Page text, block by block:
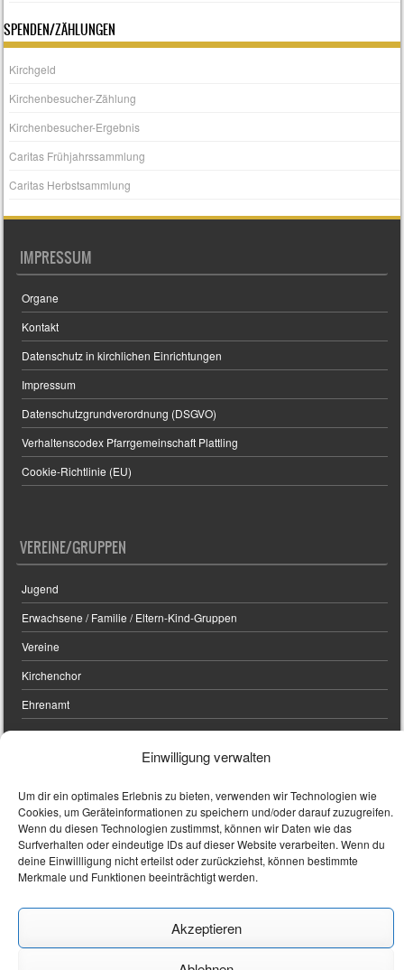
Einwilligung verwalten
Um dir ein optimales Erlebnis zu bieten, verwenden wir Technologien wie
Cookies, um Geräteinformationen zu speichern und/oder darauf zuzugreifen.
Wenn du diesen Technologien zustimmst, können wir Daten wie das
Surfverhalten oder eindeutige IDs auf dieser Website verarbeiten. Wenn du
deine Einwillligung nicht erteilst oder zurückziehst, können bestimmte
Merkmale und Funktionen beeinträchtigt werden.
Akzeptieren
SPENDEN/ZÄHLUNGEN
Kirchgeld
Kirchenbesucher-Zählung
Kirchenbesucher-Ergebnis
Caritas Frühjahrssammlung
Caritas Herbstsammlung
IMPRESSUM
Organe
Kontakt
Datenschutz in kirchlichen Einrichtungen
Impressum
Datenschutzgrundverordnung (DSGVO)
Verhaltenscodex Pfarrgemeinschaft Plattling
Cookie-Richtlinie (EU)
VEREINE/GRUPPEN
Jugend
Erwachsene / Familie / Eltern-Kind-Gruppen
Vereine
Kirchenchor
Ehrenamt
Stadtpfarrkirche
Friedhofskirche
Filialkirchen
Digitaler Kirchenraumführer Stadtpfarrkirche St. Magdalena